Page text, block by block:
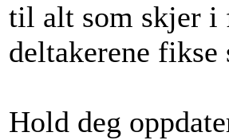
til alt som skjer i
deltakerene fikse
Hold deg